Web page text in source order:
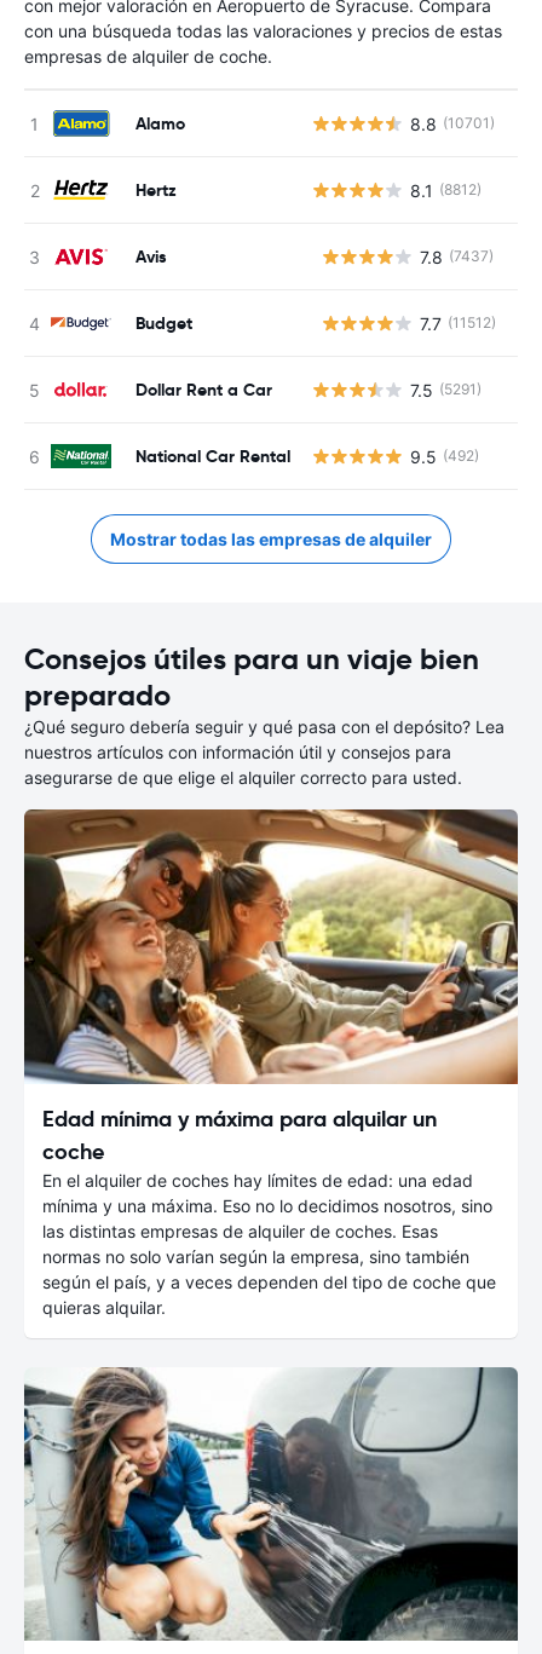
con mejor valoración en Aeropuerto de Syracuse. Compara
con una búsqueda todas las valoraciones y precios de estas
empresas de alquiler de coche.
Alamo 8.8 (10701)
Hertz 8.1 (8812)
Avis 7.8 (7437)
Budget 7.7 (11512)
Dollar Rent a Car 7.5 (5291)
National Car Rental 9.5 (492)
Mostrar todas las empresas de alquiler
Consejos útiles para un viaje bien
preparado
¿Qué seguro debería seguir y qué pasa con el depósito? Lea
nuestros artículos con información útil y consejos para
asegurarse de que elige el alquiler correcto para usted.
Edad mínima y máxima para alquilar un
coche
En el alquiler de coches hay límites de edad: una edad
mínima y una máxima. Eso no lo decidimos nosotros, sino
las distintas empresas de alquiler de coches. Esas
normas no solo varían según la empresa, sino también
según el país, y a veces dependen del tipo de coche que
quieras alquilar.